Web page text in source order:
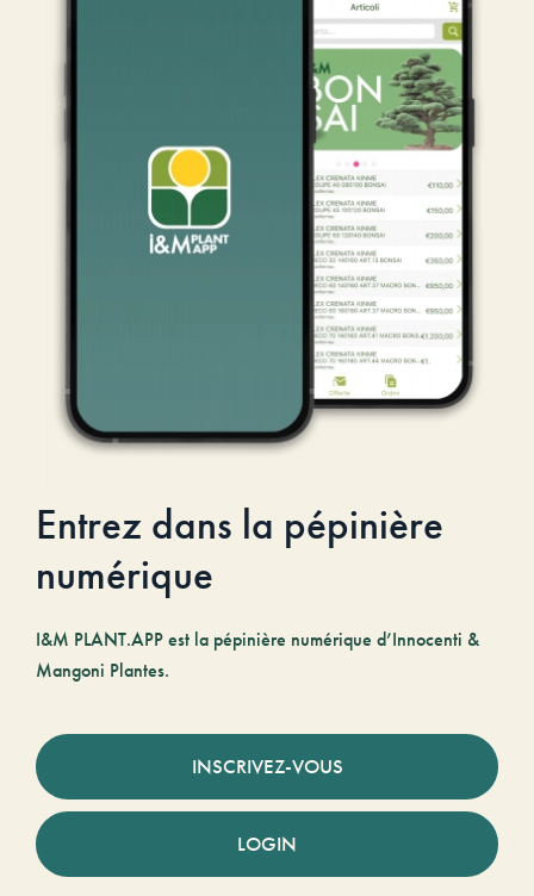
Entrez dans la pépinière
numérique
I&M PLANT.APP est la pépinière numérique d’Innocenti &
Mangoni Plantes.
INSCRIVEZ-VOUS
LOGIN